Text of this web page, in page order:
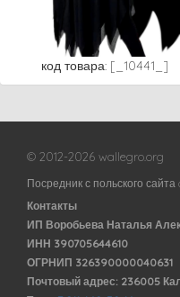
код товара: [_10441_]
© 2012-2026 wallegro.org
Посредник с польского сайта
Контакты
ИП Воробьева Наталья
ИНН 390705644610
ОГРНИП 326390000040631
Почтовый адрес: 236005